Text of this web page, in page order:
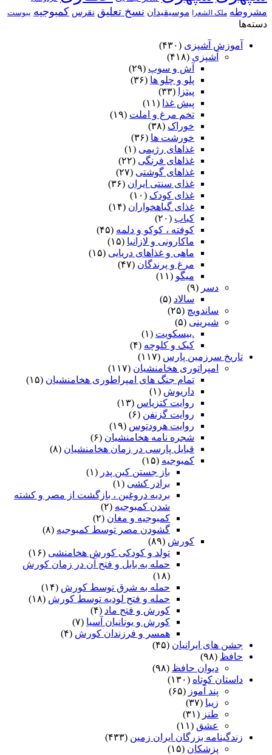
مشروطه ملک الشعرا موسیقیدان نسخ تعلیق نقرس کمبوجیه یبوست
دسته‌ها
آموزش آشپزی (۴۳۰)
آشپزی (۴۱۸)
آش و سوپ (۲۹)
پلو و چلو ها (۳۶)
پیتزا
(۳۳)
پیش غذا (۱۱)
تخم مرغ و املت (۱۹)
خوراک (۳۸)
خورشت ها (۳۶)
غذاهای رژیمی (۱)
غذاهای فرنگی (۲۲)
غذاهای گوشتی (۲۷)
غذای سنتی ایران (۳۶)
غذای کودک (۱۰)
غذای گیاهخواران (۱۴)
کباب (۲۰)
کوفته ، کوکو و دلمه (۴۵)
ماکارونی و لازانیا (۱۵)
ماهی و غذاهای دریایی (۱۵)
مرغ و پرندگان (۴۷)
میگو (۱۱)
دسر (۹)
سالاد (۵)
ساندویچ (۲۵)
شیرینی (۵)
.بیسکویت (۱)
کیک و کلوچه (۴)
تاریخ سرزمین پارس (۱۱۷)
امپراتوری هخامنشیان (۱۱۷)
تمام جنگ های امپراطوری هخامنشیان (۱۵)
داریوش (۱)
روایت کتزیاس (۱۳)
روایت گزنفن (۶)
روایت هرودتوس (۱۹)
شجره نامه هخامنشیان (۶)
قبایل پارسی در زمان هخامنشیان (۸)
کمبوجیه (۱۵)
باز جستن کین پدر (۱)
برادر کشی (۱)
بردیه دروغین ، بازگشت از مصر و کشته
شدن کمبوجیه (۲)
کمبوجیه و مغان (۲)
گشودن مصر توسط کمبوجیه (۸)
کورش (۸۹)
تولد و کودکی کورش هخامنشی (۱۶)
حمله به بابل و فتح آن در زمان کورش
(۱۸)
حمله به شرق توسط کورش (۱۴)
حمله و فتح لودیه توسط کورش (۱۸)
کورش و فتح ماد (۴)
کورش و یونانیان آسیا (۷)
همسر و فرزندان کورش (۴)
جشن های ایرانیان (۴۵)
حافظ (۹۸)
دیوان حافظ (۹۸)
داستان کوتاه (۱۳۰)
پند آموز (۶۵)
زیبا (۳۷)
طنز (۳۱)
عشق (۱۱)
زندگینامه بزرگان ایران زمین (۴۳۳)
پزشکان (۱۵)